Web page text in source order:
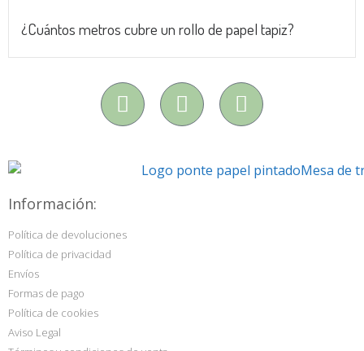
¿Cuántos metros cubre un rollo de papel tapiz?
Información:
Política de devoluciones
Política de privacidad
Envíos
Formas de pago
Política de cookies
Aviso Legal